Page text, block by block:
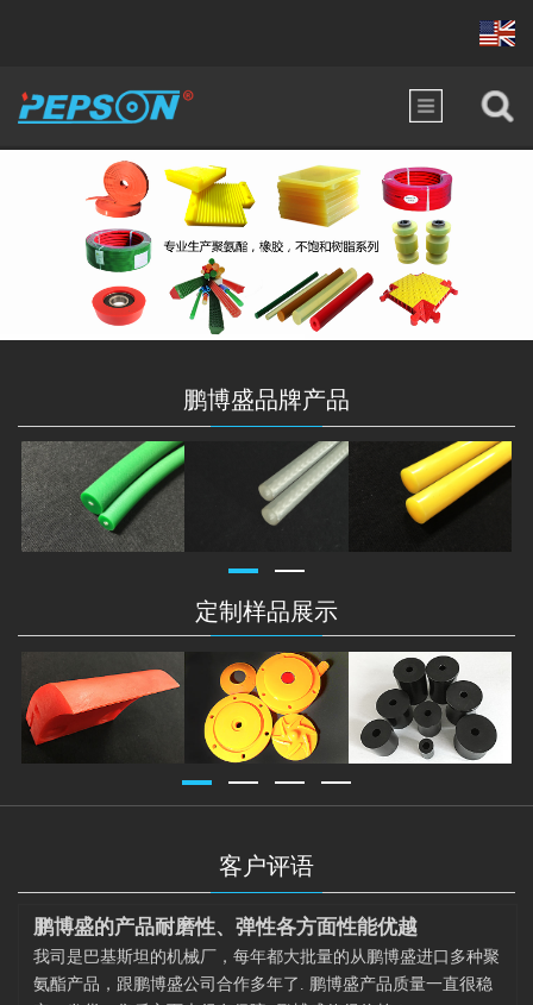
鹏博盛品牌产品
定制样品展示
客户评语
鹏博盛的产品耐磨性、弹性各方面性能优越
我司是巴基斯坦的机械厂，每年都大批量的从鹏博盛进口多种聚
氨酯产品，跟鹏博盛公司合作多年了. 鹏博盛产品质量一直很稳